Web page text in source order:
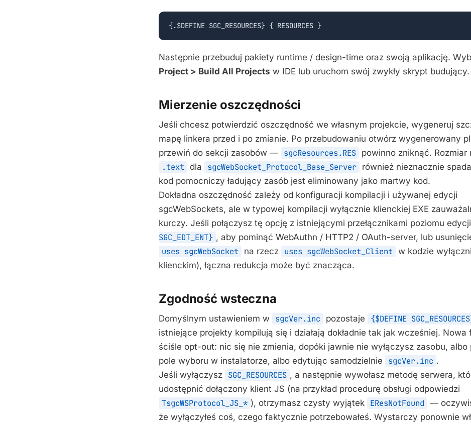
{.$DEFINE SGC_RESOURCES} { RESOURCES }
Następnie przebuduj pakiety runtime / design-time oraz swoją aplikację.
Project > Build All Projects w IDE lub uruchom swój zwykły skrypt budujący.
Mierzenie oszczędności
Jeśli chcesz potwierdzić oszczędność we własnym projekcie, wygeneruj
mapę linkera przed i po zmianie. Po przebudowaniu otwórz wygenerowany
przewiń do sekcji zasobów — sgcResources.RES powinno zniknąć. Rozmiar
.text dla sgcWebSocket_Protocol_Base_Server również nieznacznie
kod pomocniczy ładujący zasób jest eliminowany jako martwy kod.
Dokładna oszczędność zależy od konfiguracji kompilacji i używanej edycji
sgcWebSockets, ale w typowej kompilacji wyłącznie klienckiej EXE
kurczy. Jeśli połączysz tę opcję z istniejącymi przełącznikami poziomu
SGC_EDT_ENT} , aby pominąć WebAuthn / HTTP2 / OAuth-server, lub
uses sgcWebSocket na rzecz uses sgcWebSocket_Client w kodzie
klienckim), łączna redukcja może być znacząca.
Zgodność wsteczna
Domyślnym ustawieniem w sgcVer.inc pozostaje {$DEFINE
istniejące projekty kompilują się i działają dokładnie tak jak wcześniej. Nowa
ściśle opt-out: nic się nie zmienia, dopóki jawnie nie wyłączysz zasobu, albo
pole wyboru w instalatorze, albo edytując samodzielnie
sgcVer.inc .
Jeśli wyłączysz SGC_RESOURCES , a następnie wywołasz metodę serwera,
udostępnić dołączony klient JS (na przykład procedurę obsługi odpowiedzi
TsgcWSProtocol_JS_* ), otrzymasz czysty wyjątek EResNotFound —
że wyłączyłeś coś, czego faktycznie potrzebowałeś. Wystarczy ponownie